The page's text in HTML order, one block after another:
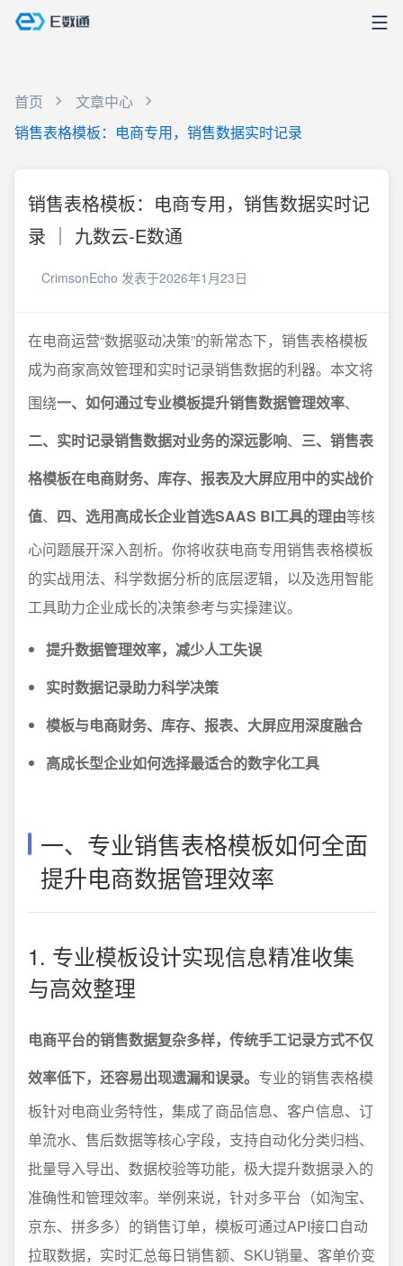
首页
文章中心
销售表格模板：电商专用，销售数据实时记录
销售表格模板：电商专用，销售数据实时记
录 ｜ 九数云-E数通
CrimsonEcho 发表于2026年1月23日
在电商运营“数据驱动决策”的新常态下，销售表格模板
成为商家高效管理和实时记录销售数据的利器。本文将
围绕一、如何通过专业模板提升销售数据管理效率、
二、实时记录销售数据对业务的深远影响、 三、销售表
格模板在电商财务、库存、报表及大屏应用中的实战价
值、 四、选用高成长企业首选SAAS BI工具的理由等核
心问题展开深入剖析。你将收获电商专用销售表格模板
的实战用法、科学数据分析的底层逻辑，以及选用智能
工具助力企业成长的决策参考与实操建议。
提升数据管理效率，减少人工失误
实时数据记录助力科学决策
模板与电商财务、库存、报表、大屏应用深度融合
高成长型企业如何选择最适合的数字化工具
一、专业销售表格模板如何全面
提升电商数据管理效率
1. 专业模板设计实现信息精准收集
与高效整理
电商平台的销售数据复杂多样，传统手工记录方式不仅
效率低下，还容易出现遗漏和误录。 专业的销售表格模
板针对电商业务特性，集成了商品信息、客户信息、订
单流水、售后数据等核心字段，支持自动化分类归档、
批量导入导出、数据校验等功能，极大提升数据录入的
准确性和管理效率。举例来说，针对多平台（如淘宝、
京东、拼多多）的销售订单，模板可通过API接口自动
拉取数据，实时汇总每日销售额、SKU销量、客单价变